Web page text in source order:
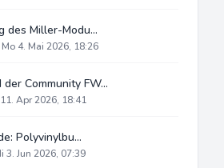
des Miller-Modu…
Mo 4. Mai 2026, 18:26
der Community FW…
Apr 2026, 18:41
Polyvinylbu…
3. Jun 2026, 07:39